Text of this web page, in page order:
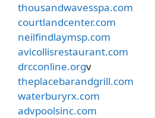
thousandwavesspa.com
courtlandcenter.com
neilfindlaymsp.com
avicollisrestaurant.com
drcconline.orgv
theplacebarandgrill.com
waterburyrx.com
advpoolsinc.com